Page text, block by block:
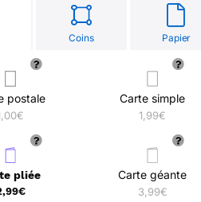
Coins Papier
postale Carte simple
1,99€
pliée Carte géante
3,99€